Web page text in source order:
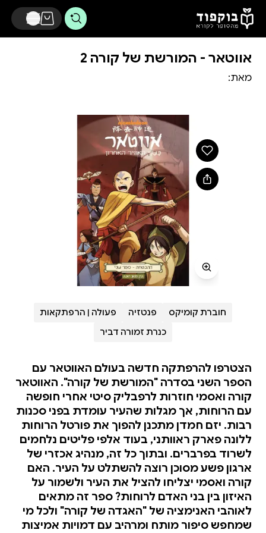
דלג לתוכן הראשי
אווטאר - המורשת של קורה 2 ‏
מאת:
חוברת קומיקס פנטזיה
פעולה | הרפתקאות
כנרת זמורה דביר
הצטרפו להרפתקה חדשה בעולם האווטאר עם
הספר השני בסדרה "המורשת של קורה". האווטאר
קורה ואסמי חוזרות לרפבליק סיטי אחרי חופשה
עם הרוחות, אך מגלות שהעיר עומדת בפני סכנות
רבות. יזם חמדן מתכנן להפוך את פורטל הרוחות
ללונה פארק ראוותני, בעוד אלפי פליטים נלחמים
לשרוד בפרברים. ובתוך כל זה, מנהיג אכזרי של
ארגון פשע מסוכן רוצה להשתלט על העיר. האם
קורה ואסמי יצליחו להציל את העיר ולשמור על
האיזון בין בני האדם לרוחות? ספר זה מתאים
לאוהבי האנימציה של "האגדה של קורה" ולכל מי
שמחפש סיפור מותח ומרהיב עם דמויות אמיצות